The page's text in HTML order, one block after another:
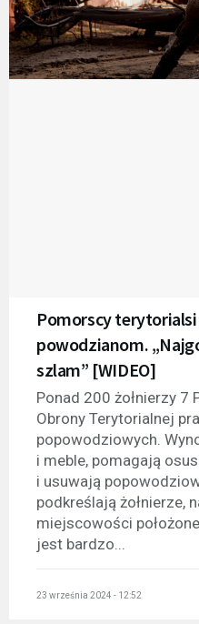
Pomorscy
powodzianom.
szlam” [WIDEO]
Ponad 200 żołnierzy 7
Obrony Terytorialnej
popowodziowych.
i meble, pomagają
i usuwają
podkreślają żołnierze,
miejscowości
jest bardzo...
23 września 2024 - 12:52